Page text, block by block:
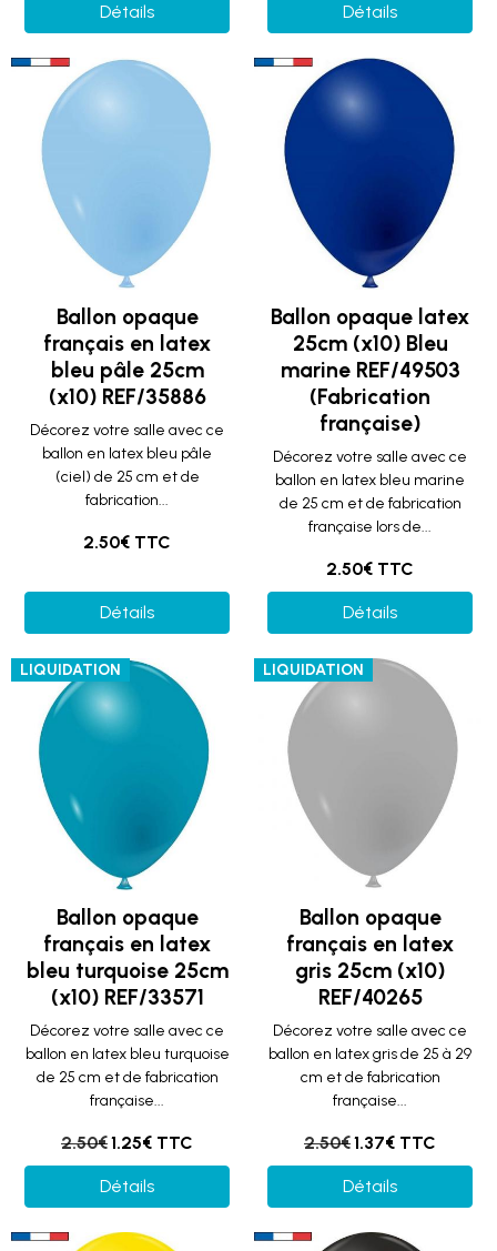
Détails Détails
Ballon opaque
français en latex
bleu pâle 25cm
(x10) REF/35886
Décorez votre salle avec ce
ballon en latex bleu pâle
(ciel) de 25 cm et de
fabrication...
2.50€ TTC
Détails
Ballon opaque latex
25cm (x10) Bleu
marine REF/49503
(Fabrication
française)
Décorez votre salle avec ce
ballon en latex bleu marine
de 25 cm et de fabrication
française lors de...
2.50€ TTC
Détails
LIQUIDATION
Ballon opaque
français en latex
bleu turquoise 25cm
(x10) REF/33571
Décorez votre salle avec ce
ballon en latex bleu turquoise
de 25 cm et de fabrication
française...
2.50€1.25€ TTC
Détails
LIQUIDATION
Ballon opaque
français en latex
gris 25cm (x10)
REF/40265
Décorez votre salle avec ce
ballon en latex gris de 25 à 29
cm et de fabrication
française...
2.50€1.37€ TTC
Détails